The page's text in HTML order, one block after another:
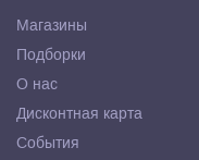
Магазины
Подборки
О нас
Дисконтная карта
События